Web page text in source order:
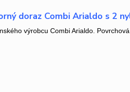
doraz Combi Arialdo s 2
výrobcu Combi Arialdo.